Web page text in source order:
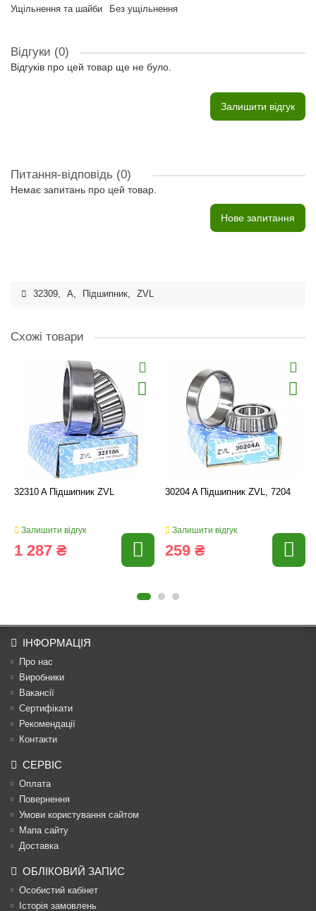
Ущільнення та шайби
Без ущільнення
Відгуки (0)
Відгуків про цей товар ще не було.
Залишити відгук
Питання-відповідь (0)
Немає запитань про цей товар.
Нове запитання
32309, A, Підшипник, ZVL
Схожі товари
32310 A Підшипник ZVL
Залишити відгук
1 287 ₴
30204 A Підшипник ZVL, 7204
Залишити відгук
259 ₴
ІНФОРМАЦІЯ
Про нас
Виробники
Вакансії
Сертифікати
Рекомендації
Контакти
СЕРВІС
Оплата
Повернення
Умови користування сайтом
Мапа сайту
Доставка
ОБЛІКОВИЙ ЗАПИС
Особистий кабінет
Історія замовлень